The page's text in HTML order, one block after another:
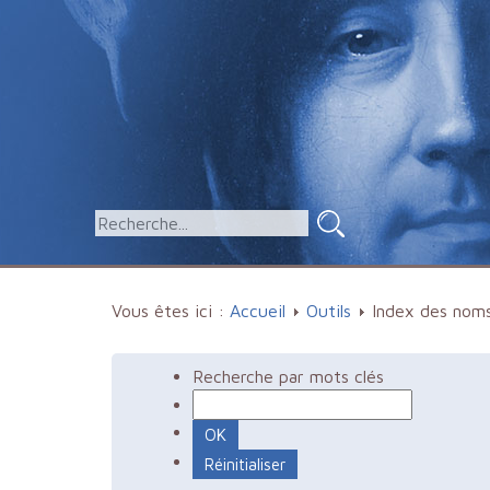
Vous êtes ici : Accueil Outils Index des
Recherche par mots clés